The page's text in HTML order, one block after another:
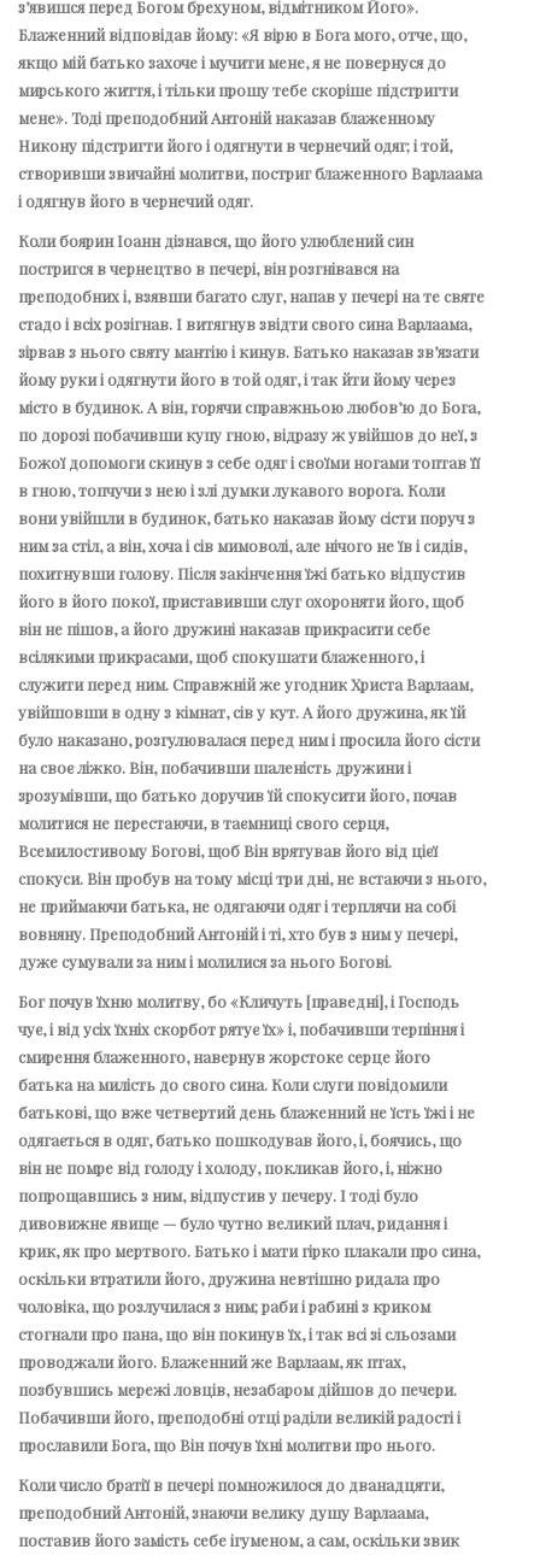
з’явишся перед Богом брехуном, відмітником Його».
Блаженний відповідав йому: «Я вірю в Бога мого, отче, що,
якщо мій батько захоче і мучити мене, я не повернуся до
мирського життя, і тільки прошу тебе скоріше підстригти
мене». Тоді преподобний Антоній наказав блаженному
Никону підстригти його і одягнути в чернечий одяг; і той,
створивши звичайні молитви, постриг блаженного Варлаама
і одягнув його в чернечий одяг.
Коли боярин Іоанн дізнався, що його улюблений син
постригся в чернецтво в печері, він розгнівався на
преподобних і, взявши багато слуг, напав у печері на те святе
стадо і всіх розігнав. І витягнув звідти свого сина Варлаама,
зірвав з нього святу мантію і кинув. Батько наказав зв’язати
йому руки і одягнути його в той одяг, і так йти йому через
місто в будинок. А він, горячи справжньою любов’ю до Бога,
по дорозі побачивши купу гною, відразу ж увійшов до неї, з
Божої допомоги скинув з себе одяг і своїми ногами топтав її
в гною, топчучи з нею і злі думки лукавого ворога. Коли
вони увійшли в будинок, батько наказав йому сісти поруч з
ним за стіл, а він, хоча і сів мимоволі, але нічого не їв і сидів,
похитнувши голову. Після закінчення їжі батько відпустив
його в його покої, приставивши слуг охороняти його, щоб
він не пішов, а його дружині наказав прикрасити себе
всілякими прикрасами, щоб спокушати блаженного, і
служити перед ним. Справжній же угодник Христа Варлаам,
увійшовши в одну з кімнат, сів у кут. А його дружина, як їй
було наказано, розгулювалася перед ним і просила його сісти
на своє ліжко. Він, побачивши шаленість дружини і
зрозумівши, що батько доручив їй спокусити його, почав
молитися не перестаючи, в таємниці свого серця,
Всемилостивому Богові, щоб Він врятував його від цієї
спокуси. Він пробув на тому місці три дні, не встаючи з нього,
не приймаючи батька, не одягаючи одяг і терплячи на собі
вовняну. Преподобний Антоній і ті, хто був з ним у печері,
дуже сумували за ним і молилися за нього Богові.
Бог почув їхню молитву, бо «Кличуть [праведні], і Господь
чує, і від усіх їхніх скорбот рятує їх» і, побачивши терпіння і
смирення блаженного, навернув жорстоке серце його
батька на милість до свого сина. Коли слуги повідомили
батькові, що вже четвертий день блаженний не їсть їжі і не
одягається в одяг, батько пошкодував його, і, боячись, що
він не помре від голоду і холоду, покликав його, і, ніжно
попрощавшись з ним, відпустив у печеру. І тоді було
дивовижне явище — було чутно великий плач, ридання і
крик, як про мертвого. Батько і мати гірко плакали про сина,
оскільки втратили його, дружина невтішно ридала про
чоловіка, що розлучилася з ним; раби і рабині з криком
стогнали про пана, що він покинув їх, і так всі зі сльозами
проводжали його. Блаженний же Варлаам, як птах,
позбувшись мережі ловців, незабаром дійшов до печери.
Побачивши його, преподобні отці раділи великій радості і
прославили Бога, що Він почув їхні молитви про нього.
Коли число братії в печері помножилося до дванадцяти,
преподобний Антоній, знаючи велику душу Варлаама,
поставив його замість себе ігуменом, а сам, оскільки звик